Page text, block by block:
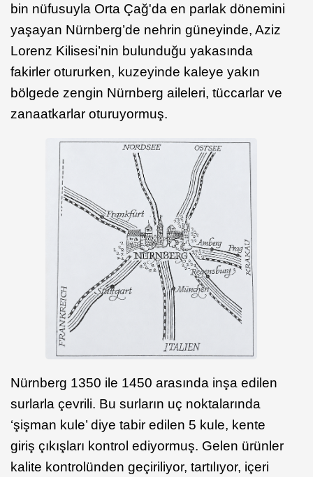
bin nüfusuyla Orta Çağ'da en parlak dönemini
yaşayan Nürnberg’de nehrin güneyinde, Aziz
Lorenz Kilisesi’nin bulunduğu yakasında
fakirler otururken, kuzeyinde kaleye yakın
bölgede zengin Nürnberg aileleri, tüccarlar ve
zanaatkarlar oturuyormuş.
Nürnberg 1350 ile 1450 arasında inşa edilen
surlarla çevrili. Bu surların uç noktalarında
‘şişman kule’ diye tabir edilen 5 kule, kente
giriş çıkışları kontrol ediyormuş. Gelen ürünler
kalite kontrolünden geçiriliyor, tartılıyor, içeri